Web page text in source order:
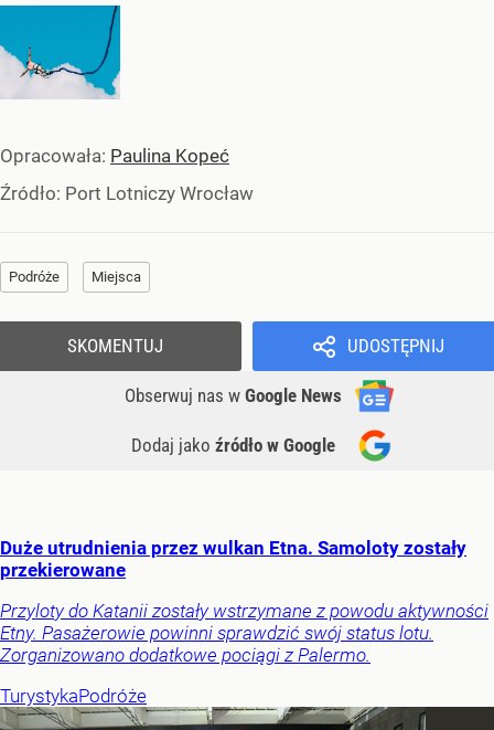
Opracowała: Paulina Kopeć
Źródło: Port Lotniczy Wrocław
Podróże Miejsca
UDOSTĘPNIJ
Obserwuj nas w Google News
Dodaj jako źródło w Google
SKOMENTUJ
Duże utrudnienia przez wulkan Etna. Samoloty zostały
przekierowane
Przyloty do Katanii zostały wstrzymane z powodu aktywności
Etny. Pasażerowie powinni sprawdzić swój status lotu.
Zorganizowano dodatkowe pociągi z Palermo.
TurystykaPodróże